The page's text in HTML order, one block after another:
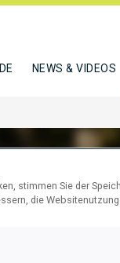
NEWS & VIDEOS
stimmen Sie der
die